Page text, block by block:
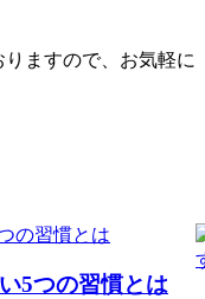
ますので、お気軽に
5つの習慣とは